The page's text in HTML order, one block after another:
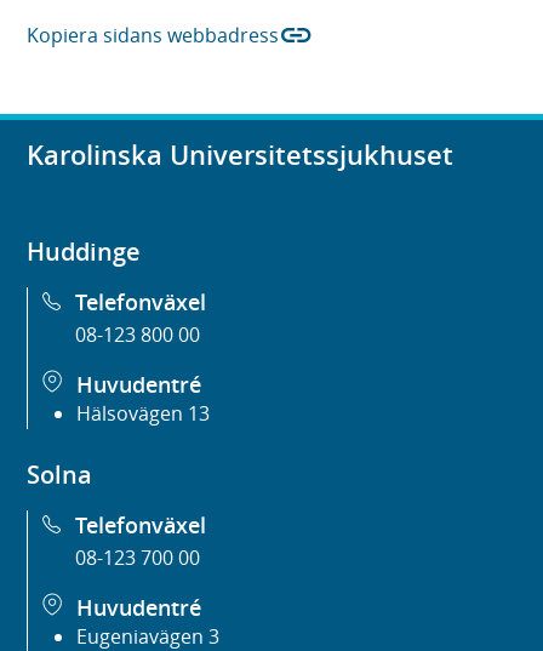
Kopiera sidans webbadresslink
Karolinska Universitetssjukhuset
Huddinge
Telefonväxel
08-123 800 00
Huvudentré
Hälsovägen 13
Solna
Telefonväxel
08-123 700 00
Huvudentré
Eugeniavägen 3